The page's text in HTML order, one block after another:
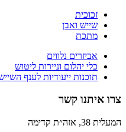
זכוכית
שייש ואבן
מתכת
אביזרים נלווים
כלי יהלום וניירות ליטוש
תוכנות ייעודיות לענף
צרו איתנו קשר
המעלית 38, אזה״ת קדימה